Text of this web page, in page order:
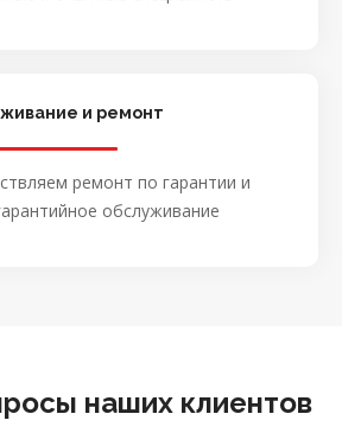
и ремонт
ремонт по гарантии и
обслуживание
наших клиентов